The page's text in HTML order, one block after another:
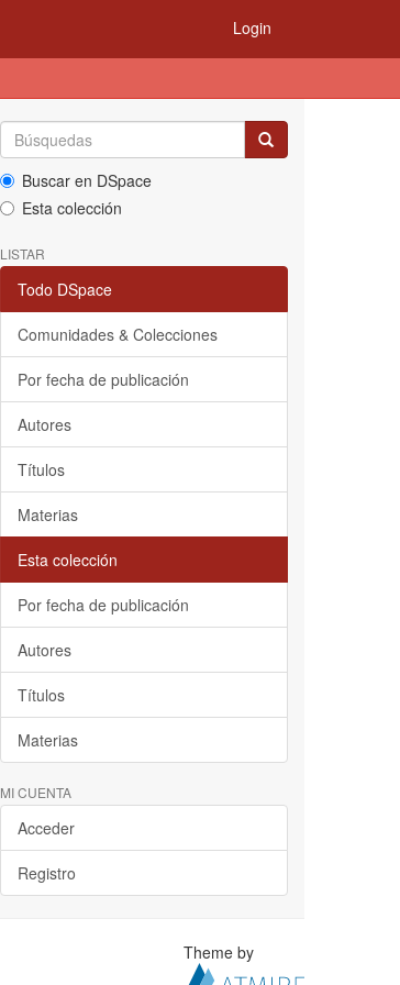
Login
Buscar en DSpace
Esta colección
LISTAR
Todo DSpace
Comunidades & Colecciones
Por fecha de publicación
Autores
Títulos
Materias
Esta colección
Por fecha de publicación
Autores
Títulos
Materias
MI CUENTA
Acceder
Registro
Theme by